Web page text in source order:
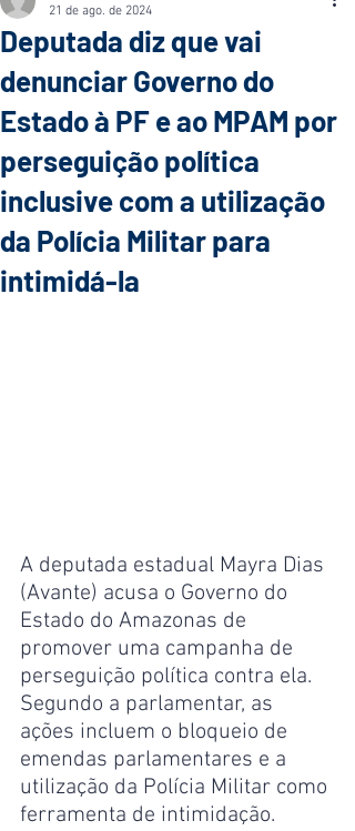
Deputada diz que vai
denunciar Governo do
Estado à PF e ao MPAM por
perseguição política
inclusive com a utilização
da Polícia Militar para
intimidá-la
21 de ago. de 2024
A deputada estadual Mayra Dias
(Avante) acusa o Governo do
Estado do Amazonas de
promover uma campanha de
perseguição política contra ela.
Segundo a parlamentar, as
ações incluem o bloqueio de
emendas parlamentares e a
utilização da Polícia Militar como
ferramenta de intimidação.